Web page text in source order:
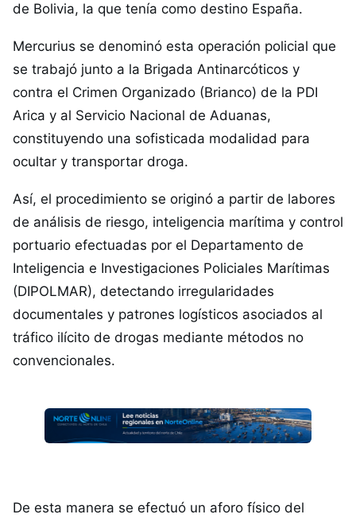
de Bolivia, la que tenía como destino España.
Mercurius se denominó esta operación policial que
se trabajó junto a la Brigada Antinarcóticos y
contra el Crimen Organizado (Brianco) de la PDI
Arica y al Servicio Nacional de Aduanas,
constituyendo una sofisticada modalidad para
ocultar y transportar droga.
Así, el procedimiento se originó a partir de labores
de análisis de riesgo, inteligencia marítima y control
portuario efectuadas por el Departamento de
Inteligencia e Investigaciones Policiales Marítimas
(DIPOLMAR), detectando irregularidades
documentales y patrones logísticos asociados al
tráfico ilícito de drogas mediante métodos no
convencionales.
De esta manera se efectuó un aforo físico del